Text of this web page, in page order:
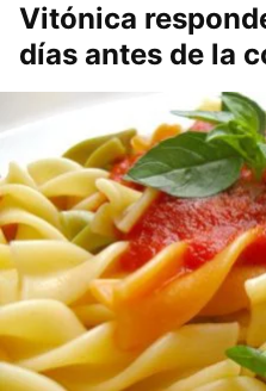
Vitónica
días antes de la